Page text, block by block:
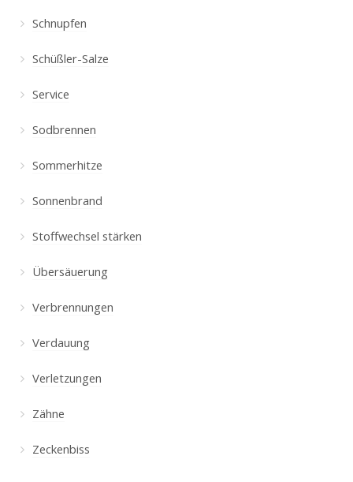
Schnupfen
Schüßler-Salze
Service
Sodbrennen
Sommerhitze
Sonnenbrand
Stoffwechsel stärken
Übersäuerung
Verbrennungen
Verdauung
Verletzungen
Zähne
Zeckenbiss